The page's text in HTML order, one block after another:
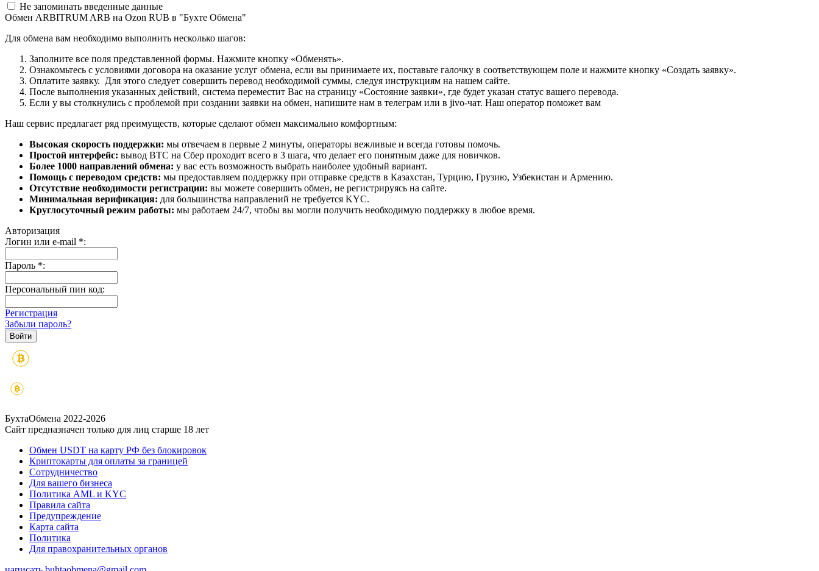
Не запоминать введенные данные
Обмен ARBITRUM ARB на Ozon RUB в "Бухте Обмена"
Для обмена вам необходимо выполнить несколько шагов:
Заполните все поля представленной формы. Нажмите кнопку «Обменять».
Ознакомьтесь с условиями договора на оказание услуг обмена, если вы принимаете их, поставьте галочку в соответствующем поле и нажмите кнопку «Создать заявку».
Оплатите заявку. Для этого следует совершить перевод необходимой суммы, следуя инструкциям на нашем сайте.
После выполнения указанных действий, система переместит Вас на страницу «Состояние заявки», где будет указан статус вашего перевода.
Если у вы столкнулись с проблемой при создании заявки на обмен, напишите нам в телеграм или в jivo-чат. Наш оператор поможет вам
Наш сервис предлагает ряд преимуществ, которые сделают обмен максимально комфортным:
Высокая скорость поддержки: мы отвечаем в первые 2 минуты, операторы вежливые и всегда готовы помочь.
Простой интерфейс: вывод BTC на Сбер проходит всего в 3 шага, что делает его понятным даже для новичков.
Более 1000 направлений обмена: у вас есть возможность выбрать наиболее удобный вариант.
Помощь с переводом средств: мы предоставляем поддержку при отправке средств в Казахстан, Турцию, Грузию, Узбекистан и Армению.
Отсутствие необходимости регистрации: вы можете совершить обмен, не регистрируясь на сайте.
Минимальная верификация: для большинства направлений не требуется KYC.
Круглосуточный режим работы: мы работаем 24/7, чтобы вы могли получить необходимую поддержку в любое время.
Авторизация
Логин или e-mail *:
Пароль *:
Персональный пин код:
Регистрация
Забыли пароль?
БухтаОбмена 2022-2026
Сайт предназначен только для лиц старше 18 лет
Обмен USDT на карту РФ без блокировок
Криптокарты для оплаты за границей
Сотрудничество
Для вашего бизнеса
Политика AML и KYC
Правила сайта
Предупреждение
Карта сайта
Политика
Для правохранительных органов